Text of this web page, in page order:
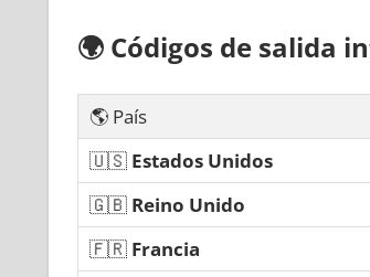
🌍 Códigos dе salida
🌎 País
🇺🇸 Estados Unidos
🇬🇧 Reino Unido
🇫🇷 Francia